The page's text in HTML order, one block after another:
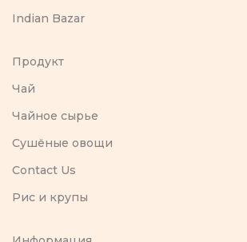
Indian Bazar
Продукт
Чай
Чайное сырье
Сушёные овощи
Contact Us
Рис и крупы